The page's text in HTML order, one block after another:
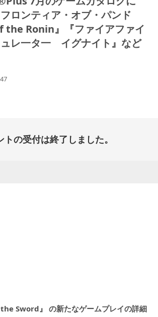
フロンティア・オブ・パンド
the Ronin』『ファイアファイ
レ一タ一 イグナイト』など
47
トの受付は終了しました。
the Sword』 の新たなゲームプレイの詳細